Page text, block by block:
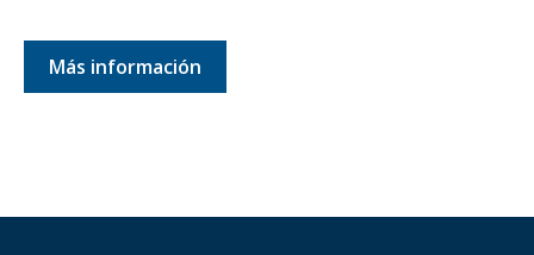
Más información